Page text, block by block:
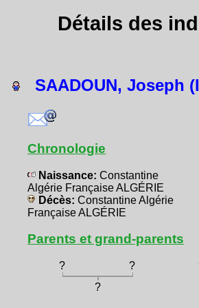
Détails des
SAADOUN, Joseph
Chronologie
Naissance: Constantine
Algérie Française ALGÉRIE
Décès: Constantine Algérie
Française ALGÉRIE
Parents et grand-parents
? ?
?